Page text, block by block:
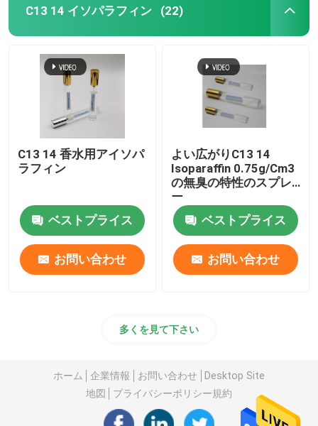
C13 14 イソパラフィン (22)
C13 14 香水用アイソパ
ラフィン
ベストプライス
お問い合わせ
よい広がりC13 14
Isoparaffin 0.75g/Cm3
の無臭の特性のスプレ
ー
ベストプライス
お問い合わせ
多くを見て下さい
ホーム 企業情報 お問い合わせ
Desktop Site
地図
プライバシーポリシー規約